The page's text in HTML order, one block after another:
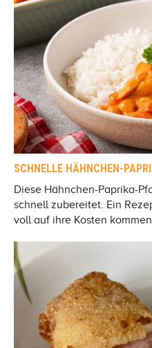
SCHNELLE HÄHNCHEN-
Diese Hähnchen-Paprika-
schnell zubereitet. Ein
voll auf ihre Kosten